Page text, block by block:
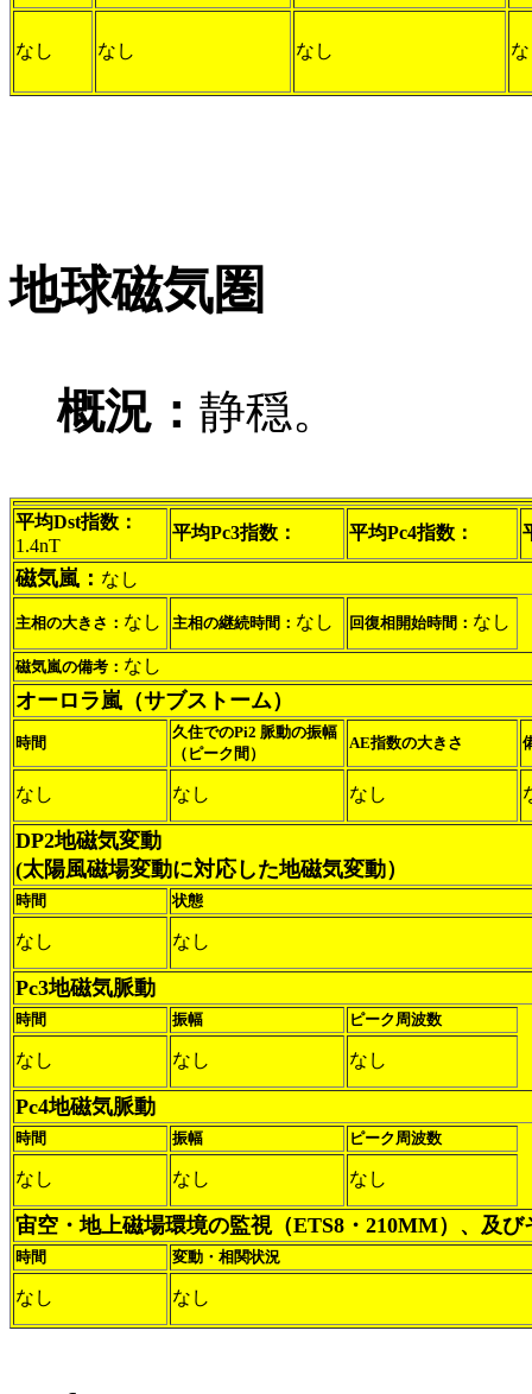
なし なし なし
地球磁気圏
概況： 静穏。
平均Dst指数：
1.4nT
平均Pc3指数： 平均Pc4指数：
磁気嵐： なし
主相の大きさ： なし 主相の継続時間： なし 回復相開始時間： なし
磁気嵐の備考： なし
オーロラ嵐（サブストーム）
時間
久住でのPi2 脈動の振幅
（ピーク間）
AE指数の大きさ
なし なし なし
DP2地磁気変動
(太陽風磁場変動に対応した地磁気変動）
時間 状態
なし なし
Pc3地磁気脈動
時間 振幅 ピーク周波数
なし なし なし
Pc4地磁気脈動
時間 振幅 ピーク周波数
なし なし なし
宙空・地上磁場環境の監視（ETS8・210MM）、及び
時間 変動・相関状況
なし なし